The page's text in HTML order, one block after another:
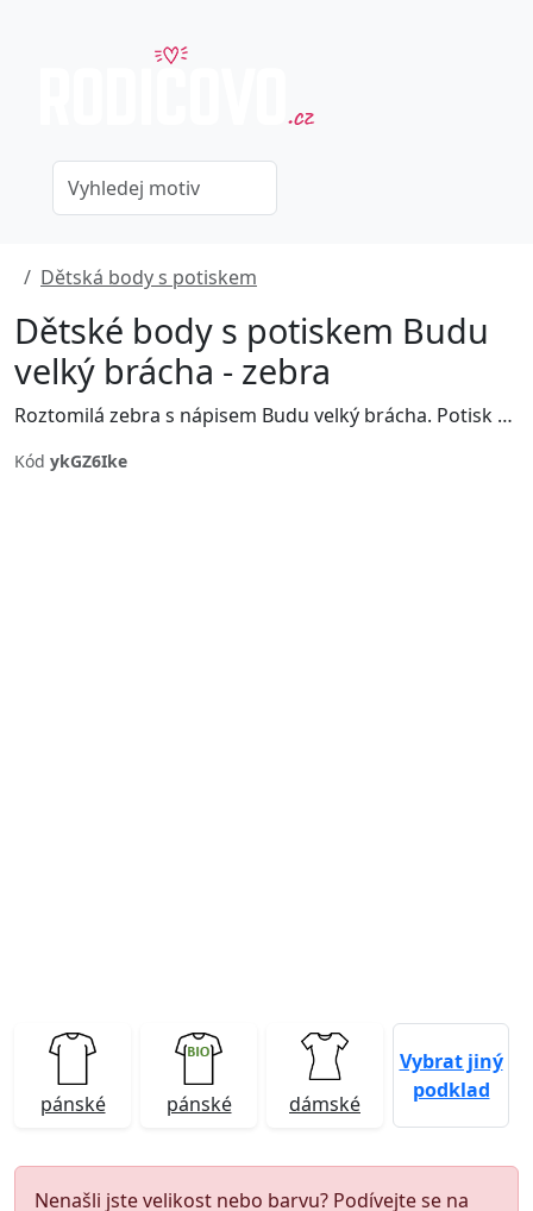
Dětská body s potiskem
Dětské body s potiskem Budu
velký brácha - zebra
Roztomilá zebra s nápisem Budu velký brácha. Potisk vhodný na body nebo na tričko pro děti, čekající malého sourozence.
Kód ykGZ6Ike
pánské pánské dámské
Vybrat jiný
podklad
Nenašli jste velikost nebo barvu? Podívejte se na